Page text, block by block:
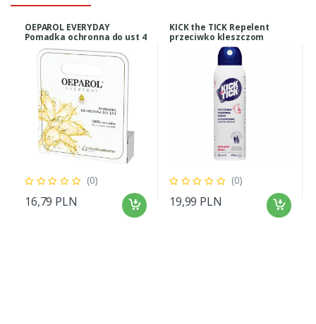
OEPAROL EVERYDAY
Pomadka ochronna do ust 4
(0)
16,79 PLN
KICK the TICK Repelent
przeciwko kleszczom
meszkom i komarom 200ml
(0)
19,99 PLN